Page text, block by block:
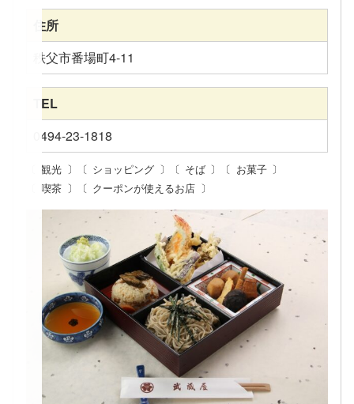
観光 ショッピング そば
お菓子
喫茶
クーポンが使えるお店
住所
秩父市番場町4-11
TEL
0494-23-1818